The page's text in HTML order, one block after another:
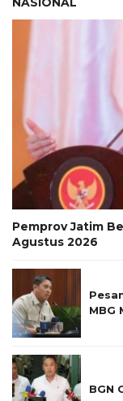
Pemprov Jatim
Agustus 2026
MBG
BGN